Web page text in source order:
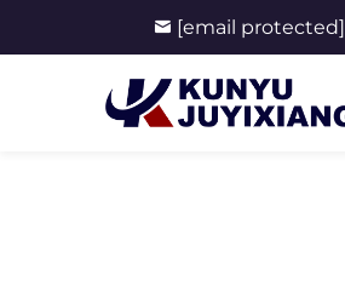
[email protected]